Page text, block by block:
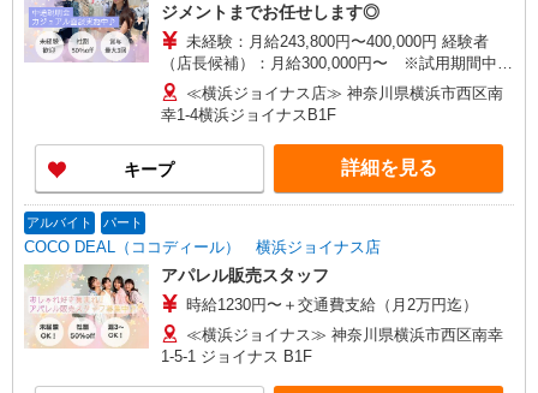
ジメントまでお任せします◎
未経験：月給243,800円〜400,000円 経験者
（店長候補）：月給300,000円〜 ※試用期間中は
270,000円〜 ★固定残業手当：30,800円（月給に
含む） ※経験・能力考慮 ※固定残業時間は1ヶ月
あたり20時間、超過時は追加で残業手当支給 ※月
3万円まで交通費支給 ※試用期間（2〜3ヶ月）も
同条件 【手当】固定残業手当／資格手当／店舗職
制手当／住宅手当（実家外かつ賃貸の場合のみ別
当の種類はエリアにより異なります。詳細は面接
時にお尋ねください。
≪横浜ジョイナス店≫ 神奈川県横浜市西区南
幸1-4横浜ジョイナスB1F
キープ 詳細を見る
アルバイト パート
COCO DEAL（ココディール） 横浜ジョイナス店
アパレル販売スタッフ
時給1230円〜＋交通費支給（月2万円迄）
≪横浜ジョイナス≫ 神奈川県横浜市西区南幸
1-5-1 ジョイナス B1F